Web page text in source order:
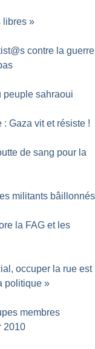
libres »
contre la guerre
peuple sahraoui
: Gaza vit et résiste !
de sang pour la
militants bâillonnés
la FAG et les
occuper la rue est
politique »
membres
2010